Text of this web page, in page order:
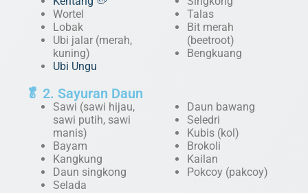
Wortel
Lobak
Ubi jalar (merah,
kuning)
Ubi Ungu
Talas
Bit merah
(beetroot)
Bengkuang
🥬 2. Sayuran Daun
Sawi (sawi hijau,
sawi putih, sawi
manis)
Bayam
Kangkung
Daun singkong
Selada
Daun bawang
Seledri
Kubis (kol)
Brokoli
Kailan
Pokcoy (pakcoy)